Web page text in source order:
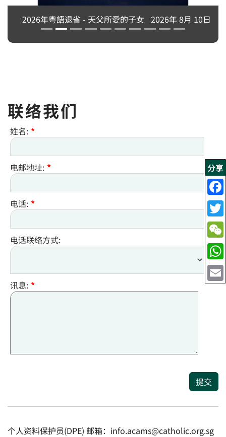
分享
2026年粵語退省 - 天父所愛的子女 2026年 8月 10日
联络我们
姓名: *
电邮地址: *
电话: *
电话联络方式:
讯息: *
提交
个人资料保护员(DPE) 邮箱：info.acams@catholic.org.sg